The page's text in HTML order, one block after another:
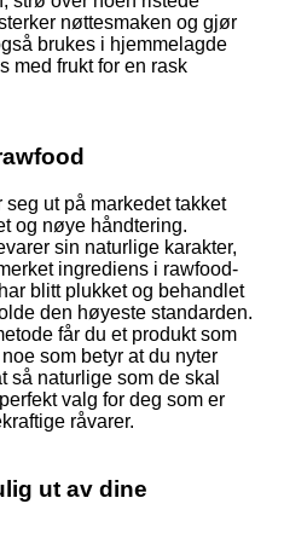
nøttesmaken og gjør
brukes i hjemmelagde
med frukt for en rask
ut på markedet takket
og nøye håndtering.
sin naturlige karakter,
ingrediens i rawfood-
blitt plukket og behandlet
den høyeste standarden.
får du et produkt som
som betyr at du nyter
så naturlige som de skal
valg for deg som er
råvarer.
ut av dine